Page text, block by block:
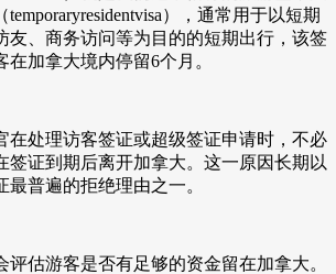
），通常用于以短期
友、商务访问等为目的的短期出行，该签
加拿大境内停留6个月。
在处理访客签证或超级签证申请时，不必
签证到期后离开加拿大。这一原因长期以
普遍的拒绝理由之一。
评估游客是否有足够的资金留在加拿大。